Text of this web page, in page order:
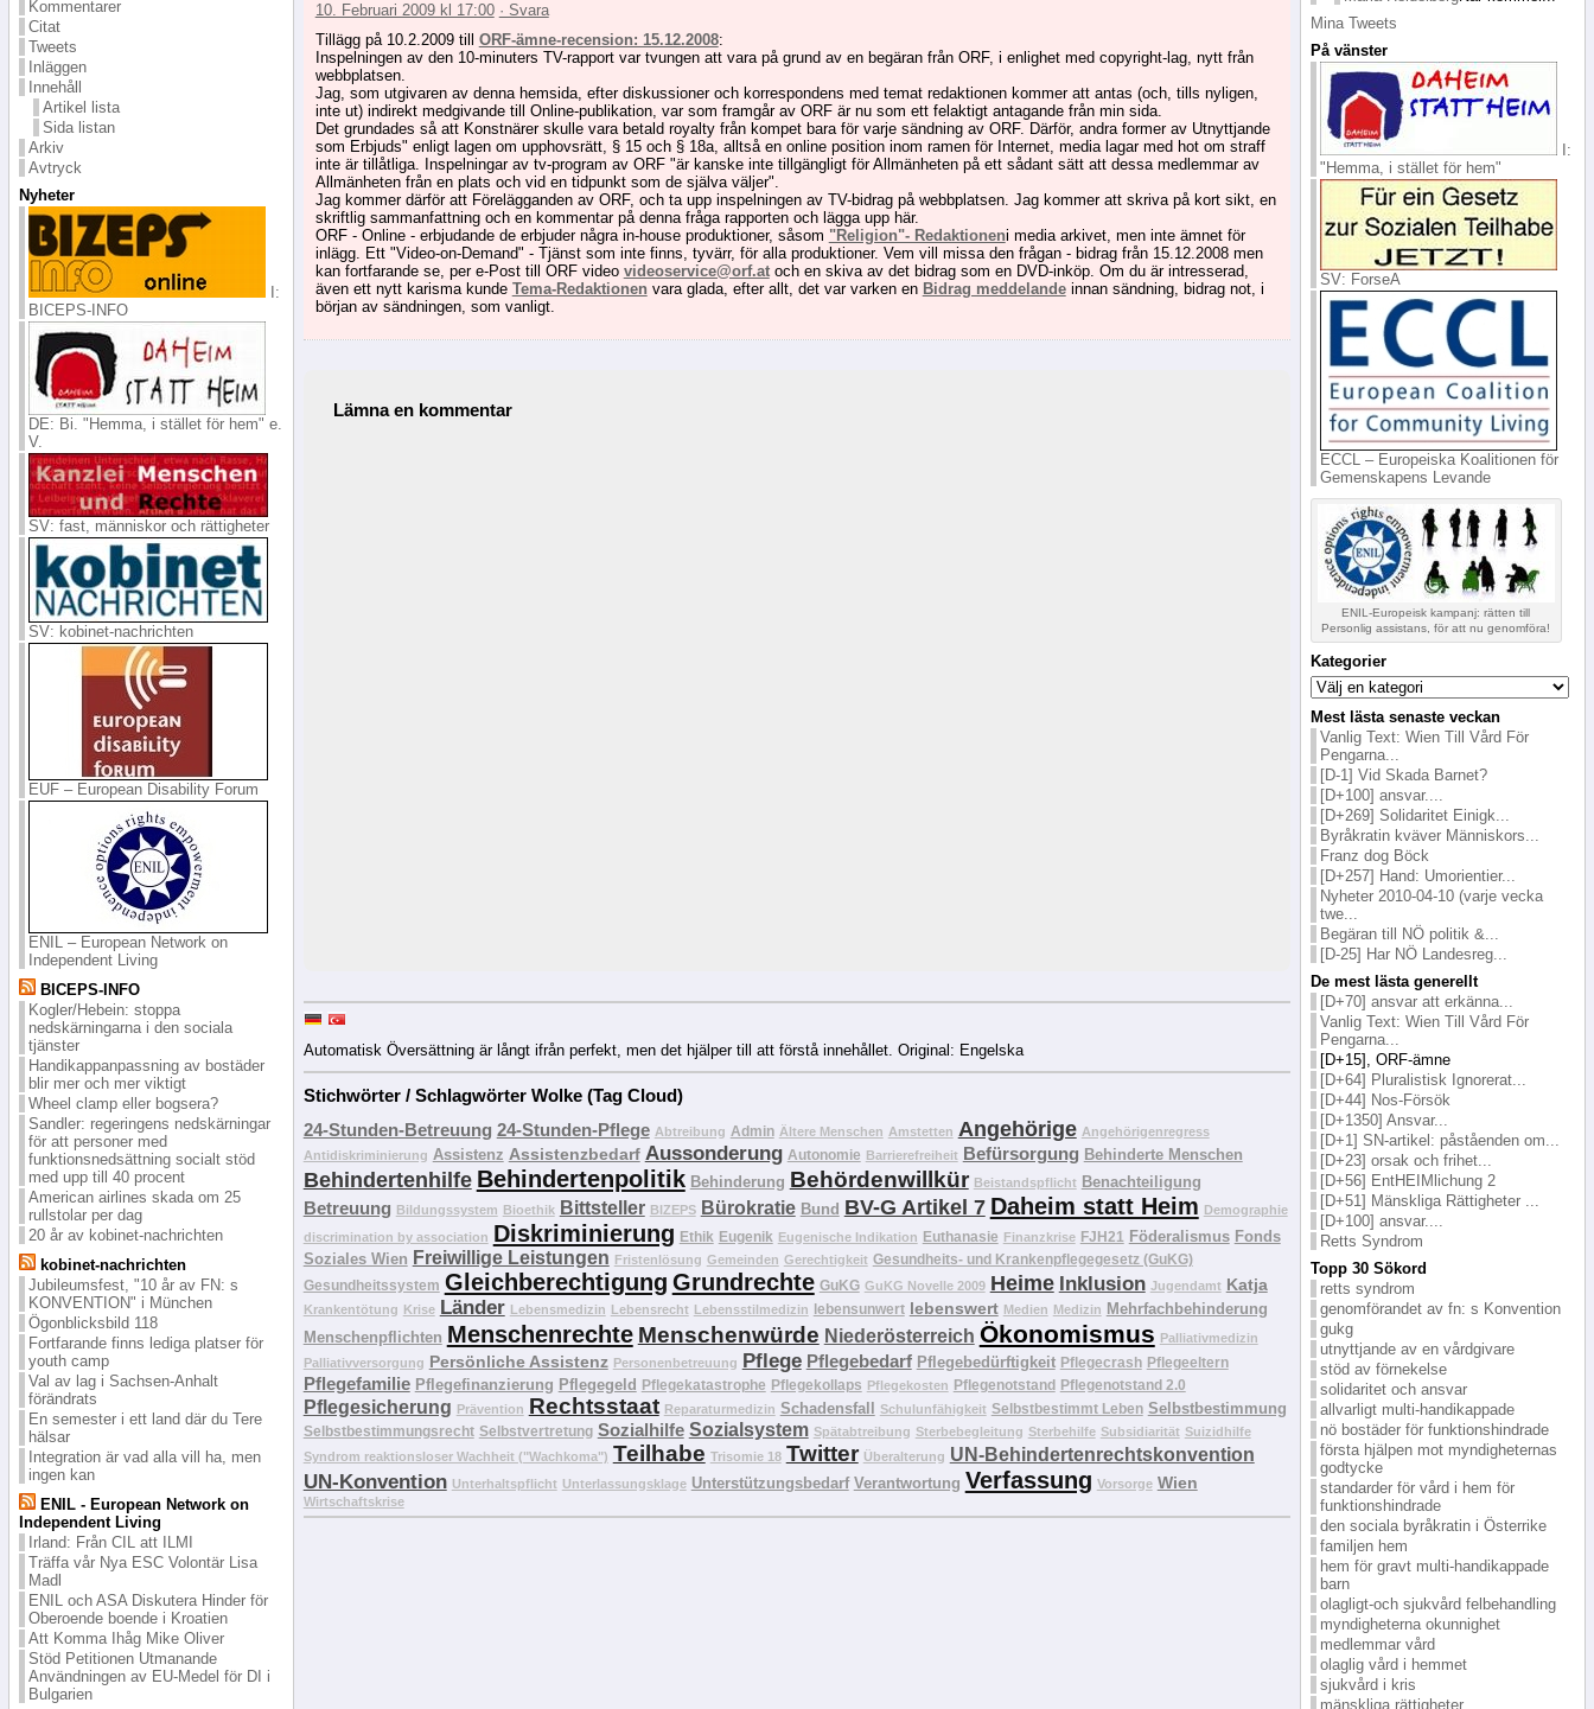
Kommentarer
Citat
Tweets
Inläggen
Innehåll
Artikel lista
Sida listan
Arkiv
Avtryck
Nyheter
I:
BICEPS-INFO
DE: Bi. "Hemma, i stället för hem" e.
V.
SV: fast, människor och rättigheter
SV: kobinet-nachrichten
EUF – European Disability Forum
ENIL – European Network on
Independent Living
BICEPS-INFO
Kogler/Hebein: stoppa
nedskärningarna i den sociala
tjänster
Handikappanpassning av bostäder
blir mer och mer viktigt
Wheel clamp eller bogsera?
Sandler: regeringens nedskärningar
för att personer med
funktionsnedsättning socialt stöd
med upp till 40 procent
American airlines skada om 25
rullstolar per dag
20 år av kobinet-nachrichten
kobinet-nachrichten
Jubileumsfest, "10 år av FN: s
KONVENTION" i München
Ögonblicksbild 118
Fortfarande finns lediga platser för
youth camp
Val av lag i Sachsen-Anhalt
förändrats
En semester i ett land där du Tere
hälsar
Integration är vad alla vill ha, men
ingen kan
ENIL - European Network on
Independent Living
Irland: Från CIL att ILMI
Träffa vår Nya ESC Volontär Lisa
Madl
ENIL och ASA Diskutera Hinder för
Oberoende boende i Kroatien
Att Komma Ihåg Mike Oliver
Stöd Petitionen Utmanande
Användningen av EU-Medel för DI i
Bulgarien
10. Februari 2009 kl 17:00 · Svara
Tillägg på 10.2.2009 till ORF-ämne-recension: 15.12.2008:
Inspelningen av den 10-minuters TV-rapport var tvungen att vara på grund av en begäran från ORF, i enlighet med copyright-lag, nytt från
webbplatsen.
Jag, som utgivaren av denna hemsida, efter diskussioner och korrespondens med temat redaktionen kommer att antas (och, tills nyligen,
inte ut) indirekt medgivande till Online-publikation, var som framgår av ORF är nu som ett felaktigt antagande från min sida.
Det grundades så att Konstnärer skulle vara betald royalty från kompet bara för varje sändning av ORF. Därför, andra former av Utnyttjande
som Erbjuds" enligt lagen om upphovsrätt, § 15 och § 18a, alltså en online position inom ramen för Internet, media lagar med hot om straff
inte är tillåtliga. Inspelningar av tv-program av ORF "är kanske inte tillgängligt för Allmänheten på ett sådant sätt att dessa medlemmar av
Allmänheten från en plats och vid en tidpunkt som de själva väljer".
Jag kommer därför att Förelägganden av ORF, och ta upp inspelningen av TV-bidrag på webbplatsen. Jag kommer att skriva på kort sikt, en
skriftlig sammanfattning och en kommentar på denna fråga rapporten och lägga upp här.
ORF - Online - erbjudande de erbjuder några in-house produktioner, såsom "Religion"- Redaktioneni media arkivet, men inte ämnet för
inlägg. Ett "Video-on-Demand" - Tjänst som inte finns, tyvärr, för alla produktioner. Vem vill missa den frågan - bidrag från 15.12.2008 men
kan fortfarande se, per e-Post till ORF video videoservice@orf.atoch en skiva av det bidrag som en DVD-inköp. Om du är intresserad,
även ett nytt karisma kunde Tema-Redaktionen vara glada, efter allt, det var varken en Bidrag meddelandeinnan sändning, bidrag not, i
början av sändningen, som vanligt.
Lämna en kommentar
Automatisk Översättning är långt ifrån perfekt, men det hjälper till att förstå innehållet. Original: Engelska
Stichwörter / Schlagwörter Wolke (Tag Cloud)
24-Stunden-Betreuung 24-Stunden-Pflege Abtreibung Admin Ältere Menschen Amstetten Angehörige Angehörigenregress
Antidiskriminierung Assistenz Assistenzbedarf Aussonderung Autonomie Barrierefreiheit Befürsorgung Behinderte Menschen
Behindertenhilfe Behindertenpolitik Behinderung Behördenwillkür Beistandspflicht Benachteiligung
Betreuung Bildungssystem Bioethik Bittsteller BIZEPS Bürokratie Bund BV-G Artikel 7 Daheim statt Heim Demographie
discrimination by association Diskriminierung Ethik Eugenik Eugenische Indikation Euthanasie Finanzkrise FJH21 Föderalismus Fonds
Soziales Wien Freiwillige Leistungen Fristenlösung Gemeinden Gerechtigkeit Gesundheits- und Krankenpflegegesetz (GuKG)
Gesundheitssystem Gleichberechtigung Grundrechte GuKG GuKG Novelle 2009 Heime Inklusion Jugendamt Katja
Krankentötung Krise Länder Lebensmedizin Lebensrecht Lebensstilmedizin lebensunwert lebenswert Medien Medizin Mehrfachbehinderung
Menschenpflichten Menschenrechte Menschenwürde Niederösterreich Ökonomismus Palliativmedizin
Palliativversorgung Persönliche Assistenz Personenbetreuung Pflege Pflegebedarf Pflegebedürftigkeit Pflegecrash Pflegeeltern
Pflegefamilie Pflegefinanzierung Pflegegeld Pflegekatastrophe Pflegekollaps Pflegekosten Pflegenotstand Pflegenotstand 2.0
Pflegesicherung Prävention Rechtsstaat Reparaturmedizin Schadensfall Schulunfähigkeit Selbstbestimmt Leben Selbstbestimmung
Selbstbestimmungsrecht Selbstvertretung Sozialhilfe Sozialsystem Spätabtreibung Sterbebegleitung Sterbehilfe Subsidiarität Suizidhilfe
Syndrom reaktionsloser Wachheit ("Wachkoma") Teilhabe Trisomie 18 Twitter Überalterung UN-Behindertenrechtskonvention
UN-Konvention Unterhaltspflicht Unterlassungsklage Unterstützungsbedarf Verantwortung Verfassung Vorsorge Wien
Wirtschaftskrise
Mina Tweets
På vänster
I:
"Hemma, i stället för hem"
SV: ForseA
ECCL – Europeiska Koalitionen för
Gemenskapens Levande
ENIL-Europeisk kampanj: rätten till
Personlig assistans, för att nu genomföra!
Kategorier
Kategorier
Mest lästa senaste veckan
Vanlig Text: Wien Till Vård För
Pengarna...
[D-1] Vid Skada Barnet?
[D+100] ansvar....
[D+269] Solidaritet Einigk...
Byråkratin kväver Människors...
Franz dog Böck
[D+257] Hand: Umorientier...
Nyheter 2010-04-10 (varje vecka
twe...
Begäran till NÖ politik &...
[D-25] Har NÖ Landesreg...
De mest lästa generellt
[D+70] ansvar att erkänna...
Vanlig Text: Wien Till Vård För
Pengarna...
[D+15], ORF-ämne
[D+64] Pluralistisk Ignorerat...
[D+44] Nos-Försök
[D+1350] Ansvar...
[D+1] SN-artikel: påståenden om...
[D+23] orsak och frihet...
[D+56] EntHEIMlichung 2
[D+51] Mänskliga Rättigheter ...
[D+100] ansvar....
Retts Syndrom
Topp 30 Sökord
retts syndrom
genomförandet av fn: s Konvention
gukg
utnyttjande av en vårdgivare
stöd av förnekelse
solidaritet och ansvar
allvarligt multi-handikappade
nö bostäder för funktionshindrade
första hjälpen mot myndigheternas
godtycke
standarder för vård i hem för
funktionshindrade
den sociala byråkratin i Österrike
familjen hem
hem för gravt multi-handikappade
barn
olagligt-och sjukvård felbehandling
myndigheterna okunnighet
medlemmar vård
olaglig vård i hemmet
sjukvård i kris
mänskliga rättigheter